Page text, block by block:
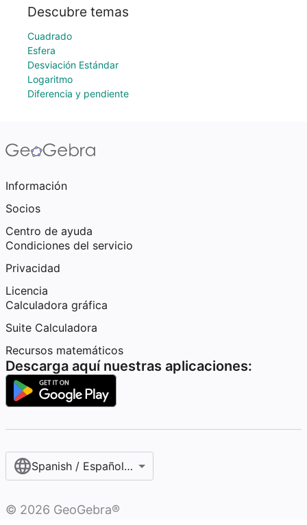
Descubre temas
Cuadrado
Esfera
Desviación Estándar
Logaritmo
Diferencia y pendiente
Información
Socios
Centro de ayuda
Condiciones del servicio
Privacidad
Licencia
Calculadora gráfica
Suite Calculadora
Recursos matemáticos
Descarga aquí nuestras aplicaciones:
Spanish / Español (internacional)
© 2026 GeoGebra®